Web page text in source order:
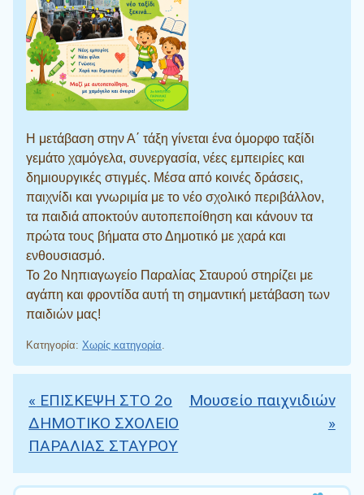
Η μετάβαση στην Α΄ τάξη γίνεται ένα όμορφο ταξίδι
γεμάτο χαμόγελα, συνεργασία, νέες εμπειρίες και
δημιουργικές στιγμές. Μέσα από κοινές δράσεις,
παιχνίδι και γνωριμία με το νέο σχολικό περιβάλλον,
τα παιδιά αποκτούν αυτοπεποίθηση και κάνουν τα
πρώτα τους βήματα στο Δημοτικό με χαρά και
ενθουσιασμό.
Το 2ο Νηπιαγωγείο Παραλίας Σταυρού στηρίζει με
αγάπη και φροντίδα αυτή τη σημαντική μετάβαση των
παιδιών μας!
Κατηγορία: Χωρίς κατηγορία.
Πλοήγηση άρθρων
« ΕΠΙΣΚΕΨΗ ΣΤΟ 2ο
ΔΗΜΟΤΙΚΟ ΣΧΟΛΕΙΟ
ΠΑΡΑΛΙΑΣ ΣΤΑΥΡΟΥ
Μουσείο παιχνιδιών
»